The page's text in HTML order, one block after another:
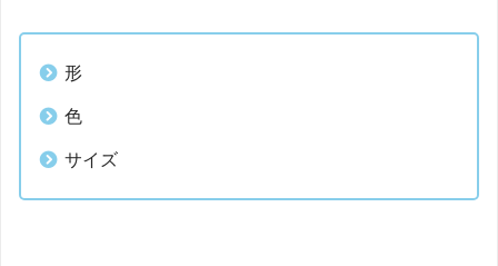
形
色
サイズ